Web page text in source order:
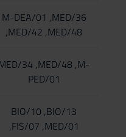
M-DEA/01 ,MED/36
,MED/42 ,MED/48
34 ,MED/48 ,M-
PED/01
BIO/10 ,BIO/13
,FIS/07 ,MED/01